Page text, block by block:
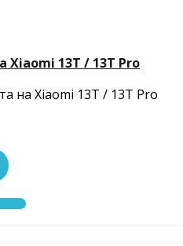
Xiaomi 13T / 13T Pro
на Xiaomi 13T / 13T Pro